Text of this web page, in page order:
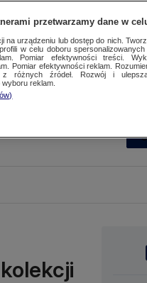
przetwarzamy dane w
na urządzeniu lub dostęp do nich.
w celu doboru
Pomiar efektywności treści.
Pomiar efektywności reklam.
różnych źródeł. Rozwój i
reklam.